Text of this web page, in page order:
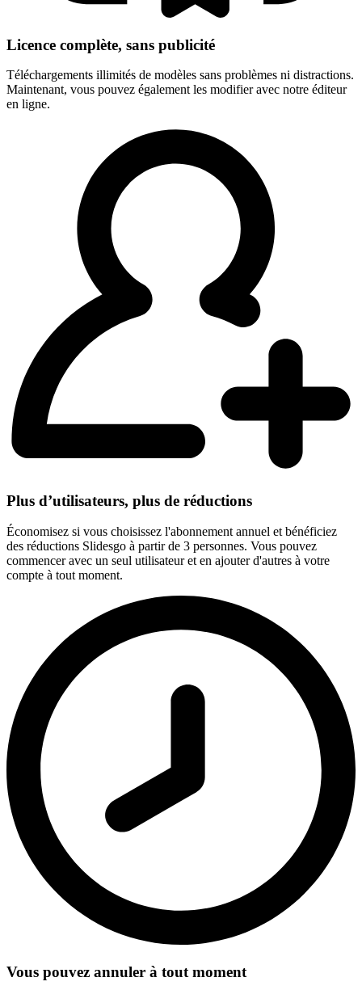
Licence complète, sans publicité
Téléchargements illimités de modèles sans problèmes ni distractions.
Maintenant, vous pouvez également les modifier avec notre éditeur
en ligne.
Plus d’utilisateurs, plus de réductions
Économisez si vous choisissez l'abonnement annuel et bénéficiez
des réductions Slidesgo à partir de 3 personnes. Vous pouvez
commencer avec un seul utilisateur et en ajouter d'autres à votre
compte à tout moment.
Vous pouvez annuler à tout moment